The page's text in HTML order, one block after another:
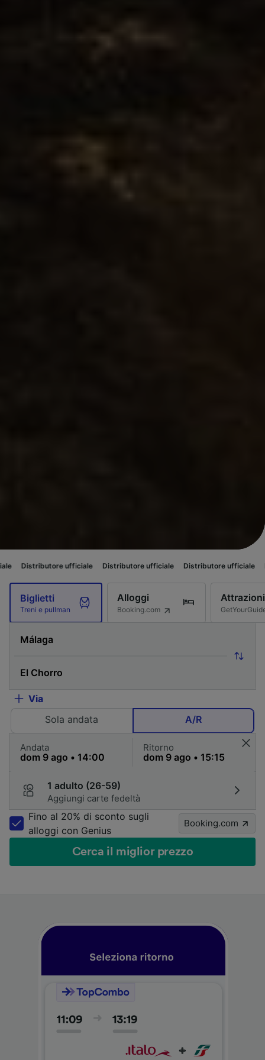
ufficiale Distributore ufficiale Distributore ufficiale
Biglietti
Treni e pullman
Alloggi
Booking.com
Attrazioni
Via
Sola andata
A/R
Andata Ritorno
1 adulto (26-59)
Aggiungi carte fedeltà
Fino al 20% di sconto sugli
alloggi con Genius
Booking.com
Cerca il miglior prezzo